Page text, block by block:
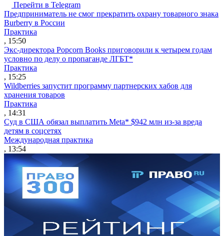
Перейти в Telegram
Предприниматель не смог прекратить охрану товарного знака
Burberry в России
Практика
, 15:50
Экс-директора Popcorn Books приговорили к четырем годам
условно по делу о пропаганде ЛГБТ*
Практика
, 15:25
Wildberries запустит программу партнерских хабов для
хранения товаров
Практика
, 14:31
Суд в США обязал выплатить Meta* $942 млн из-за вреда
детям в соцсетях
Международная практика
, 13:54